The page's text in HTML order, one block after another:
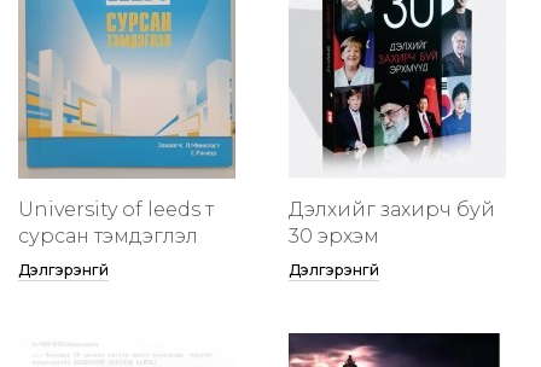
University of leeds т
сурсан тэмдэглэл
Дэлгэрэнгүй
Дэлхийг захирч буй
30 эрхэм
Дэлгэрэнгүй